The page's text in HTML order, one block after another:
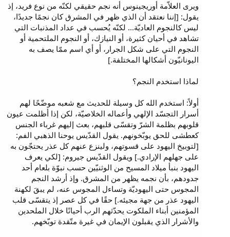
ويرى العلاّمة أوريجينوس أنه نجم حقيقي لكنّه من نوع فريد، إذ
يقول: [إننا نعتقد أن الذي ظهر في المشرق كان نجمًا جديدًا،
ليس كالنجوم العاديّة... لكنّه يُحسب في عداد المذنبات التي
تشاهد في أحيان كثيرة، أو النيازك، أو النجوم الملتحمية أو
النجوم التي على شكل الجرار، أو أي اسم ممّا يصف به
اليونانيّون أشكالها المختلفة.]
لماذا استخدم النجم؟
أولاً: استخدم الله كل وسيلة للحديث مع شعبه موضّحًا لهم
أسرار التجسّد الإلهي وأعماله الخلاصيّة، لكن إذا أظلمت عيون
قلوبهم بظلمة الشرّ وتقسّى قلبهم، بعث إليهم غرباء الجنس
كعطشى للحق يوبّخونهم. يقول القدّيس يوحنا الذهبي الفم:
[لتوبيخ اليهود على قسوتهم، ولينزع عنهم كل عذر يحتجّون به
على جهلهم الإرادي.] ويقول القدّيس جيروم: [لكي يعرف
اليهود بنبأ ميلاد المسيح من الوثنيّين حسب نبوّة بلعام أحد
جدودهم، بأن نجمه يظهر من المشرق. وإذ أرشد النجم
المجوس حتى اليهوديّة وتساءل المجوس عنه، لم يبقَ لكهنة
اليهود عذر من جهة مجيئه.] حقًا في كل عصر إذ يتقسّى قلب
المؤمنين أبناء الملكوت يحدّثهم الرب أحيانًا خلال الملحدين
والأشرار الذي يقبلون الإيمان في غيرة متّقدة توبّخهم.